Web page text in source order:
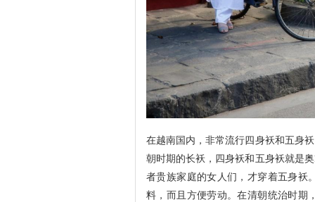
在越南国内，非常流行四身袄和五身
朝时期的长袄，四身袄和五身袄就是
者贵族家庭的女人们，才穿着五身袄
料，而且方便劳动。在清朝统治时期